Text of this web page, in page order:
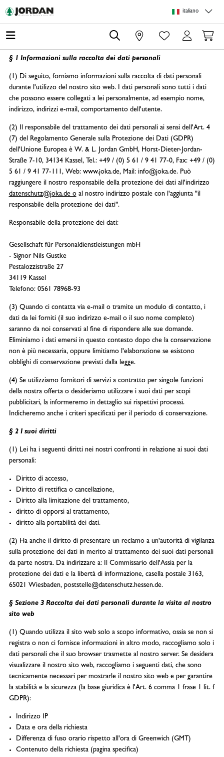
italiano
0
§ 1 Informazioni sulla raccolta dei dati personali
(1) Di seguito, forniamo informazioni sulla raccolta di dati personali
durante l'utilizzo del nostro sito web. I dati personali sono tutti i dati
che possono essere collegati a lei personalmente, ad esempio nome,
indirizzo, indirizzi e-mail, comportamento dell'utente.
(2) Il responsabile del trattamento dei dati personali ai sensi dell'Art. 4
(7) del Regolamento Generale sulla Protezione dei Dati (GDPR)
dell'Unione Europea è W. & L. Jordan GmbH, Horst-Dieter-Jordan-
Straße 7-10, 34134 Kassel, Tel.: +49 / (0) 5 61 / 9 41 77-0, Fax: +49 / (0)
5 61 / 9 41 77-111, Web: www.joka.de, Mail: info@joka.de. Può
raggiungere il nostro responsabile della protezione dei dati all'indirizzo
datenschutz@joka.de oal nostro indirizzo postale con l'aggiunta "il
responsabile della protezione dei dati".
Responsabile della protezione dei dati:
Gesellschaft für Personaldienstleistungen mbH
- Signor Nils Gustke
Pestalozzistraße 27
34119 Kassel
Telefono: 0561 78968-93
(3) Quando ci contatta via e-mail o tramite un modulo di contatto, i
dati da lei forniti (il suo indirizzo e-mail o il suo nome completo)
saranno da noi conservati al fine di rispondere alle sue domande.
Eliminiamo i dati emersi in questo contesto dopo che la conservazione
non è più necessaria, oppure limitiamo l'elaborazione se esistono
obblighi di conservazione previsti dalla legge.
(4) Se utilizziamo fornitori di servizi a contratto per singole funzioni
della nostra offerta o desideriamo utilizzare i suoi dati per scopi
pubblicitari, la informeremo in dettaglio sui rispettivi processi.
Indicheremo anche i criteri specificati per il periodo di conservazione.
§ 2 I suoi diritti
(1) Lei ha i seguenti diritti nei nostri confronti in relazione ai suoi dati
personali:
Diritto di accesso,
Diritto di rettifica o cancellazione,
Diritto alla limitazione del trattamento,
diritto di opporsi al trattamento,
diritto alla portabilità dei dati.
(2) Ha anche il diritto di presentare un reclamo a un'autorità di vigilanza
sulla protezione dei dati in merito al trattamento dei suoi dati personali
da parte nostra. Da indirizzare a: Il Commissario dell'Assia per la
protezione dei dati e la libertà di informazione, casella postale 3163,
65021 Wiesbaden, poststelle@datenschutz.hessen.de.
§ Sezione 3 Raccolta dei dati personali durante la visita al nostro
sito web
(1) Quando utilizza il sito web solo a scopo informativo, ossia se non si
registra o non ci fornisce informazioni in altro modo, raccogliamo solo i
dati personali che il suo browser trasmette al nostro server. Se desidera
visualizzare il nostro sito web, raccogliamo i seguenti dati, che sono
tecnicamente necessari per mostrarle il nostro sito web e per garantire
la stabilità e la sicurezza (la base giuridica è l'Art. 6 comma 1 frase 1 lit. f
GDPR):
Indirizzo IP
Data e ora della richiesta
Differenza di fuso orario rispetto all'ora di Greenwich (GMT)
Contenuto della richiesta (pagina specifica)